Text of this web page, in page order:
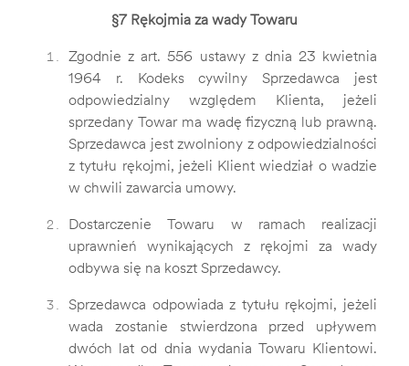
§7 Rękojmia za wady Towaru
Zgodnie z art. 556 ustawy z dnia 23 kwietnia
1964 r. Kodeks cywilny Sprzedawca jest
odpowiedzialny względem Klienta, jeżeli
sprzedany Towar ma wadę fizyczną lub prawną.
Sprzedawca jest zwolniony z odpowiedzialności
z tytułu rękojmi, jeżeli Klient wiedział o wadzie
w chwili zawarcia umowy.
Dostarczenie Towaru w ramach realizacji
uprawnień wynikających z rękojmi za wady
odbywa się na koszt Sprzedawcy.
Sprzedawca odpowiada z tytułu rękojmi, jeżeli
wada zostanie stwierdzona przed upływem
dwóch lat od dnia wydania Towaru Klientowi.